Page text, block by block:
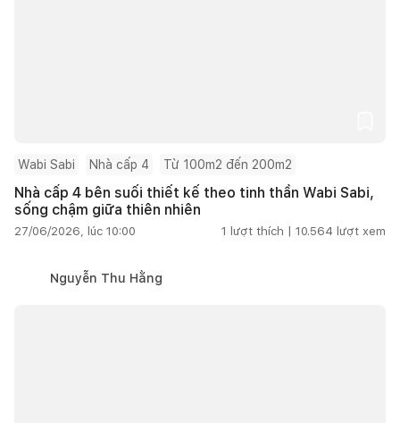
Wabi Sabi Nhà cấp 4 Từ 100m2 đến 200m2
Nhà cấp 4 bên suối thiết kế theo tinh thần Wabi Sabi,
sống chậm giữa thiên nhiên
27/06/2026, lúc 10:00 1 lượt thích | 10.564 lượt xem
Nguyễn Thu Hằng